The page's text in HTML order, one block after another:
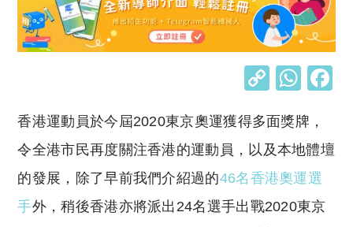
C
p
y
Li
n
W
at
s
A
p
香港運動員於今屆2020東京奧運獲得多面獎牌，
令全港市民再度關注香港的運動員，以及本地體壇
的發展，除了早前我們介紹過的46名香港奧運選
手外，稍後香港亦將派出24名選手出戰2020東京